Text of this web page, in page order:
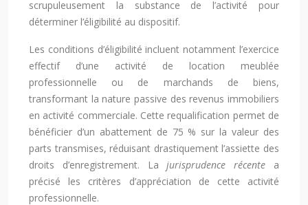
scrupuleusement la substance de l’activité pour
déterminer l’éligibilité au dispositif.
Les conditions d’éligibilité incluent notamment l’exercice
effectif d’une activité de location meublée
professionnelle ou de marchands de biens,
transformant la nature passive des revenus immobiliers
en activité commerciale. Cette requalification permet de
bénéficier d’un abattement de 75 % sur la valeur des
parts transmises, réduisant drastiquement l’assiette des
droits d’enregistrement. Lajurisprudence récente a
précisé les critères d’appréciation de cette activité
professionnelle.